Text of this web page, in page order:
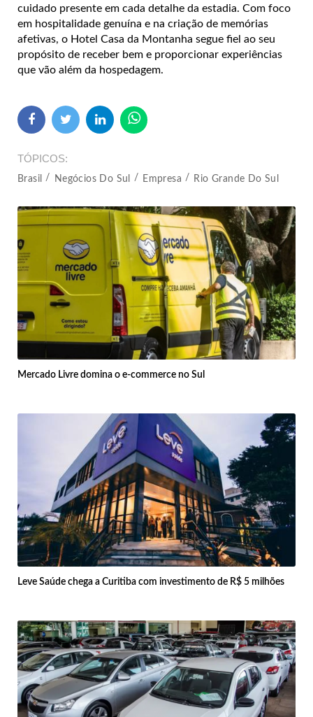
cuidado presente em cada detalhe da estadia. Com foco
em hospitalidade genuína e na criação de memórias
afetivas, o Hotel Casa da Montanha segue fiel ao seu
propósito de receber bem e proporcionar experiências
que vão além da hospedagem.
TÓPICOS
Brasil Negócios Do Sul Empresa Rio Grande Do Sul
Mercado Livre domina o e-commerce no Sul
Leve Saúde chega a Curitiba com investimento de R$ 5 milhões